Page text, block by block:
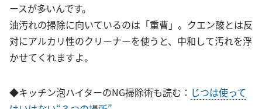
ースが多いんです。
油汚れの掃除に向いているのは「重曹」。クエン酸とは反
対にアルカリ性のクリーナーを使うと、中和して汚れを浮
かせてくれますよ。
◆キッチン泡ハイターのNG掃除術も読む： じつは使って